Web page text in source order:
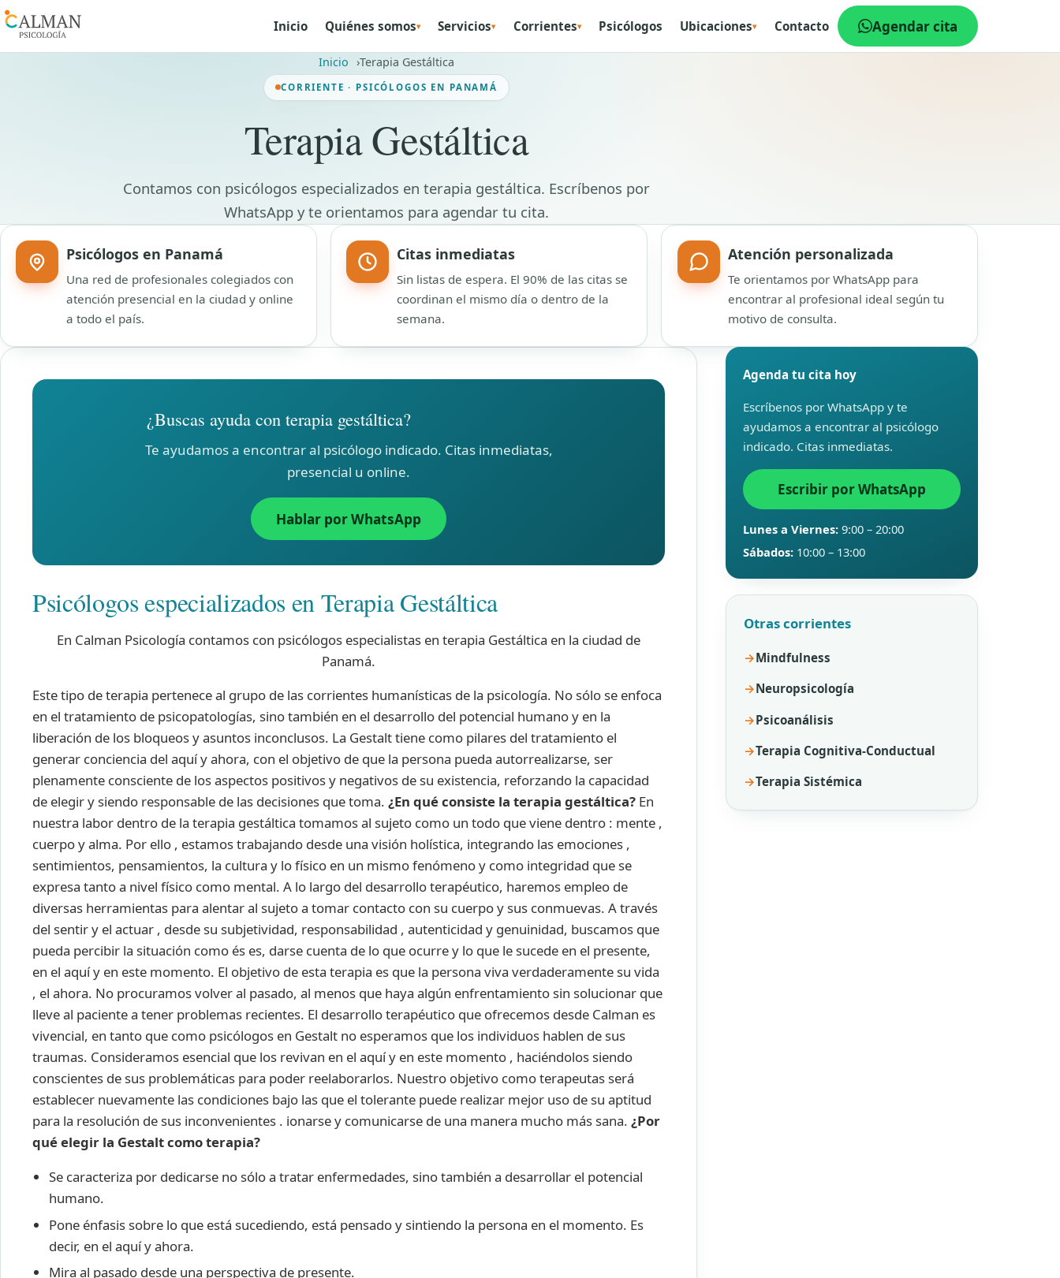
Inicio Quiénes somos▾ Servicios▾ Corrientes▾ Psicólogos Ubicaciones▾ Contacto Agendar cita
Inicio Terapia Gestáltica
CORRIENTE · PSICÓLOGOS EN PANAMÁ
Terapia Gestáltica
Contamos con psicólogos especializados en terapia gestáltica. Escríbenos por
WhatsApp y te orientamos para agendar tu cita.
Psicólogos en Panamá
Una red de profesionales colegiados con
atención presencial en la ciudad y online
a todo el país.
Citas inmediatas
Sin listas de espera. El 90% de las citas se
coordinan el mismo día o dentro de la
semana.
Atención personalizada
Te orientamos por WhatsApp para
encontrar al profesional ideal según tu
motivo de consulta.
¿Buscas ayuda con terapia gestáltica?
Te ayudamos a encontrar al psicólogo indicado. Citas inmediatas,
presencial u online.
Hablar por WhatsApp
Psicólogos especializados en Terapia Gestáltica
En Calman Psicología contamos con psicólogos especialistas en terapia Gestáltica en la ciudad de
Panamá.
Este tipo de terapia pertenece al grupo de las corrientes humanísticas de la psicología. No sólo se enfoca
en el tratamiento de psicopatologías, sino también en el desarrollo del potencial humano y en la
liberación de los bloqueos y asuntos inconclusos. La Gestalt tiene como pilares del tratamiento el
generar conciencia del aquí y ahora, con el objetivo de que la persona pueda autorrealizarse, ser
plenamente consciente de los aspectos positivos y negativos de su existencia, reforzando la capacidad
de elegir y siendo responsable de las decisiones que toma. ¿En qué consiste la terapia gestáltica? En
nuestra labor dentro de la terapia gestáltica tomamos al sujeto como un todo que viene dentro : mente ,
cuerpo y alma. Por ello , estamos trabajando desde una visión holística, integrando las emociones ,
sentimientos, pensamientos, la cultura y lo físico en un mismo fenómeno y como integridad que se
expresa tanto a nivel físico como mental. A lo largo del desarrollo terapéutico, haremos empleo de
diversas herramientas para alentar al sujeto a tomar contacto con su cuerpo y sus conmuevas. A través
del sentir y el actuar , desde su subjetividad, responsabilidad , autenticidad y genuinidad, buscamos que
pueda percibir la situación como és es, darse cuenta de lo que ocurre y lo que le sucede en el presente,
en el aquí y en este momento. El objetivo de esta terapia es que la persona viva verdaderamente su vida
, el ahora. No procuramos volver al pasado, al menos que haya algún enfrentamiento sin solucionar que
lleve al paciente a tener problemas recientes. El desarrollo terapéutico que ofrecemos desde Calman es
vivencial, en tanto que como psicólogos en Gestalt no esperamos que los individuos hablen de sus
traumas. Consideramos esencial que los revivan en el aquí y en este momento , haciéndolos siendo
conscientes de sus problemáticas para poder reelaborarlos. Nuestro objetivo como terapeutas será
establecer nuevamente las condiciones bajo las que el tolerante puede realizar mejor uso de su aptitud
para la resolución de sus inconvenientes . ionarse y comunicarse de una manera mucho más sana. ¿Por
qué elegir la Gestalt como terapia?
Se caracteriza por dedicarse no sólo a tratar enfermedades, sino también a desarrollar el potencial
humano.
Pone énfasis sobre lo que está sucediendo, está pensado y sintiendo la persona en el momento. Es
decir, en el aquí y ahora.
Mira al pasado desde una perspectiva de presente.
Agenda tu cita hoy
Escríbenos por WhatsApp y te
ayudamos a encontrar al psicólogo
indicado. Citas inmediatas.
Escribir por WhatsApp
Lunes a Viernes: 9:00 – 20:00
Sábados: 10:00 – 13:00
Otras corrientes
Mindfulness
Neuropsicología
Psicoanálisis
Terapia Cognitiva-Conductual
Terapia Sistémica